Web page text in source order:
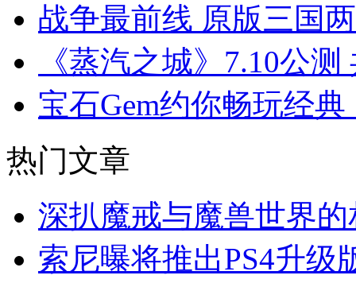
战争最前线 原版三国
《蒸汽之城》7.10公
宝石Gem约你畅玩经
热门文章
深扒魔戒与魔兽世界
索尼曝将推出PS4升级